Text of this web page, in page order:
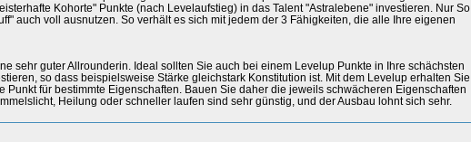
Kohorte" Punkte (nach Levelaufstieg) in das Talent "Astralebene" investieren. Nur So
auch voll ausnutzen. So verhält es sich mit jedem der 3 Fähigkeiten, die alle Ihre eigenen
sehr guter Allrounderin. Ideal sollten Sie auch bei einem Levelup Punkte in Ihre schächsten
so dass beispielsweise Stärke gleichstark Konstitution ist. Mit dem Levelup erhalten Sie
Punkt für bestimmte Eigenschaften. Bauen Sie daher die jeweils schwächeren Eigenschaften
Heilung oder schneller laufen sind sehr günstig, und der Ausbau lohnt sich sehr.